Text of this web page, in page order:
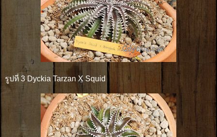
รูปที่ 3 Dyckia Tarzan X Squid